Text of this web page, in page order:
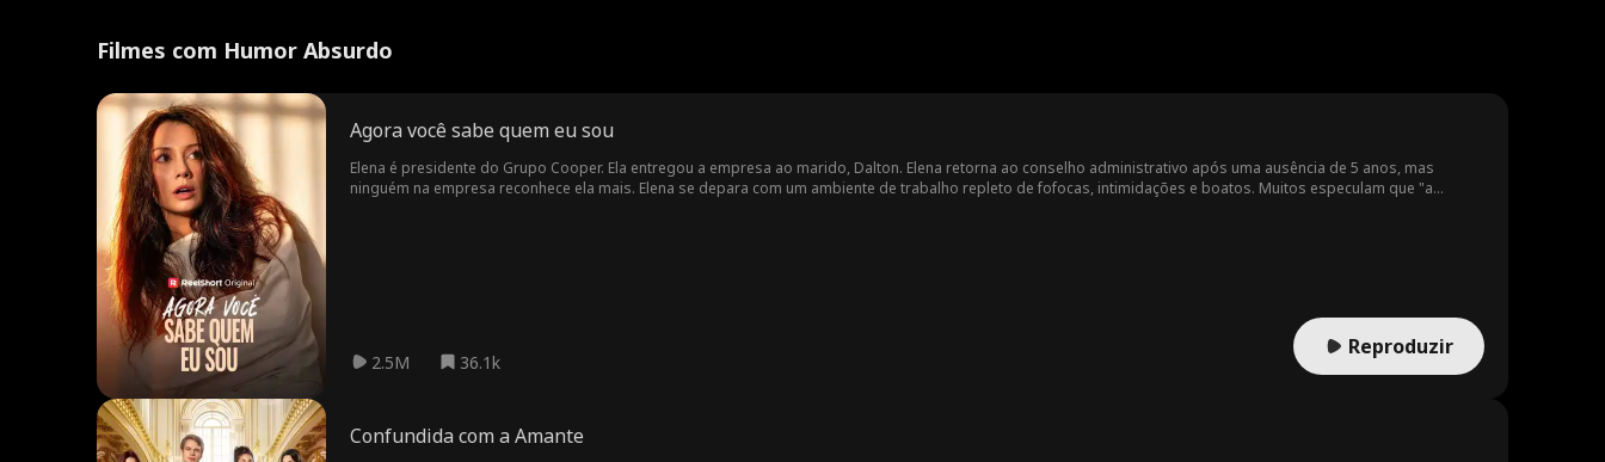
Filmes com Humor Absurdo
Agora você sabe quem eu sou
Elena é presidente do Grupo Cooper. Ela entregou a empresa ao marido, Dalton. Elena retorna ao conselho administrativo após uma ausência de 5 anos, mas
ninguém na empresa reconhece ela mais. Elena se depara com um ambiente de trabalho repleto de fofocas, intimidações e boatos. Muitos especulam que "a
2.5M 36.1k
Reproduzir
Confundida com a Amante